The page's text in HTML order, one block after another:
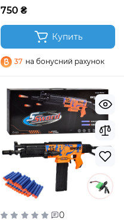
750 ₴
Купить
37 на бонусний рахунок
0